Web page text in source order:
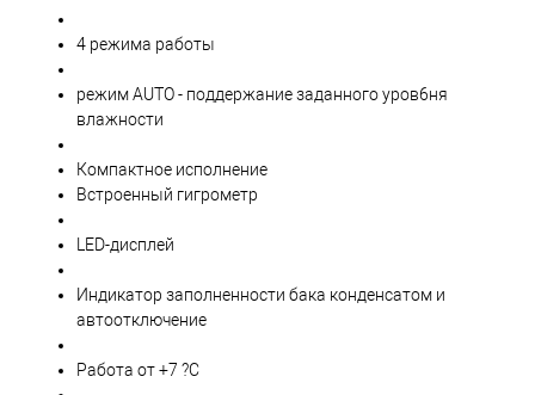
4 режима работы
режим AUTO - поддержание заданного уров6ня
влажности
Компактное исполнение
Встроенный гигрометр
LED-дисплей
Индикатор заполненности бака конденсатом и
автоотключение
Работа от +7 ?С